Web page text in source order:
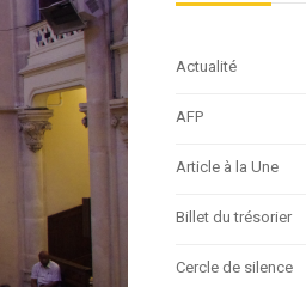
Actualité
AFP
Article à la Une
Billet du trésorier
Cercle de silence